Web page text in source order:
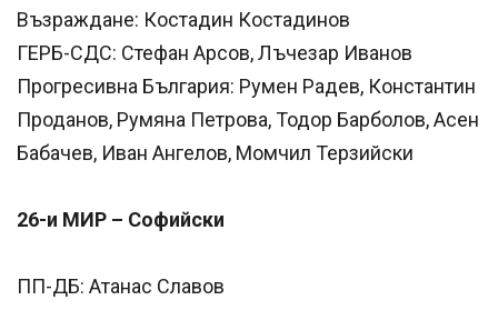
Възраждане: Костадин Костадинов
ГЕРБ-СДС: Стефан Арсов, Лъчезар Иванов
Прогресивна България: Румен Радев, Константин
Проданов, Румяна Петрова, Тодор Барболов, Асен
Бабачев, Иван Ангелов, Момчил Терзийски
26-и МИР – Софийски
ПП-ДБ: Атанас Славов